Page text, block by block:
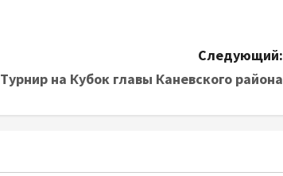
Следующий:
Турнир на Кубок главы Каневского района